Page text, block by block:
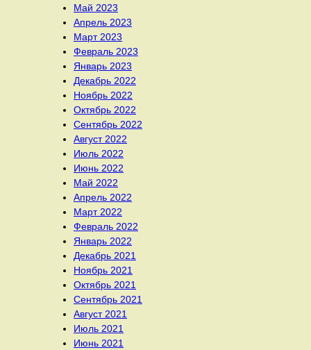
Май 2023
Апрель 2023
Март 2023
Февраль 2023
Январь 2023
Декабрь 2022
Ноябрь 2022
Октябрь 2022
Сентябрь 2022
Август 2022
Июль 2022
Июнь 2022
Май 2022
Апрель 2022
Март 2022
Февраль 2022
Январь 2022
Декабрь 2021
Ноябрь 2021
Октябрь 2021
Сентябрь 2021
Август 2021
Июль 2021
Июнь 2021